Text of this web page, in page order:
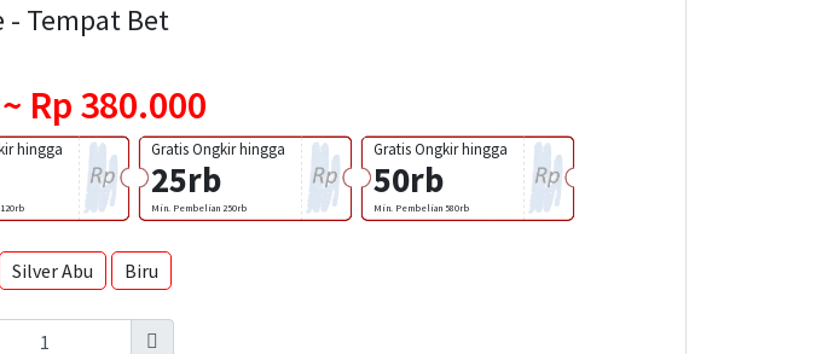
- Tempat Bet
Rp 380.000
hingga Gratis Ongkir hingga
25rb
Min. Pembelian 250rb
Gratis Ongkir hingga
50rb
Min. Pembelian 580rb
Silver Abu Biru